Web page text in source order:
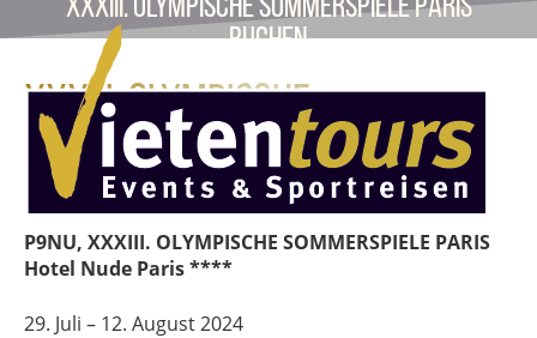
XXXIII. OLYMPISCHE SOMMERSPIELE PARIS
buchen
XXXIII. OLYMPISCHE
SOMMERSPIELE Paris_9
P9NU, XXXIII. OLYMPISCHE SOMMERSPIELE PARIS
Hotel Nude Paris ****
29. Juli – 12. August 2024